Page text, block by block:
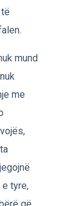
mund
me
tyre,